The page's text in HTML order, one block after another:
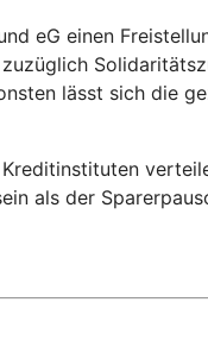
eG einen
lässt sich die
als der